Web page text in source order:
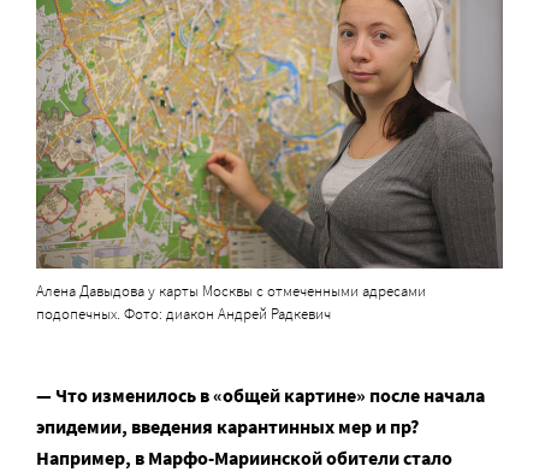
Алена Давыдова у карты Москвы с отмеченными адресами
подопечных. Фото: диакон Андрей Радкевич
— Что изменилось в «общей картине» после начала
эпидемии, введения карантинных мер и пр?
Например, в Марфо-Мариинской обители стало